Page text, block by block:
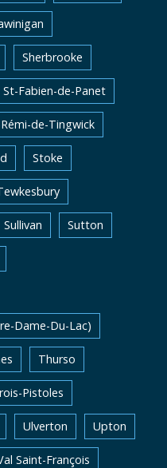
Sherbrooke
St-Fabien-de-Panet
de-Tingwick
Stoke
Sullivan Sutton
Dame-Du-Lac)
Thurso
Pistoles
Ulverton Upton
Saint-François